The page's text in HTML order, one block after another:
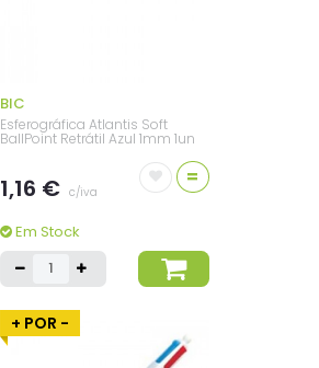
BIC
Esferográfica Atlantis Soft
BallPoint Retrátil Azul 1mm 1un
1,16 € c/iva
=
Em Stock
+ POR -